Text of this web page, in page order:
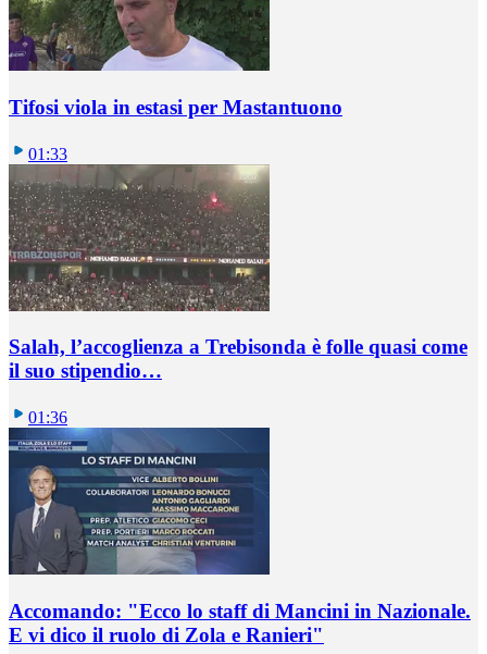
Tifosi viola in estasi per Mastantuono
01:33
Salah, l’accoglienza a Trebisonda è folle quasi come
il suo stipendio…
01:36
Accomando: "Ecco lo staff di Mancini in Nazionale.
E vi dico il ruolo di Zola e Ranieri"